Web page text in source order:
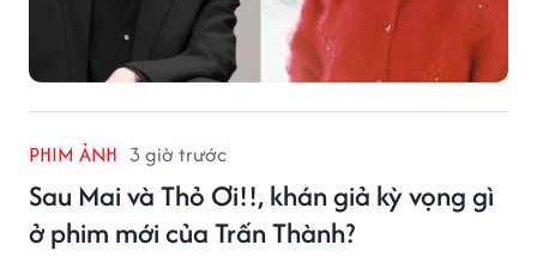
PHIM ẢNH 3 giờ trước
Sau Mai và Thỏ Ơi!!, khán giả kỳ vọng gì
ở phim mới của Trấn Thành?